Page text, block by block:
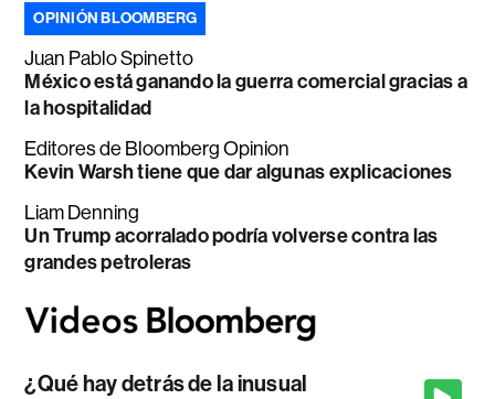
OPINIÓN BLOOMBERG
Juan Pablo Spinetto
México está ganando la guerra comercial gracias a
la hospitalidad
Editores de Bloomberg Opinion
Kevin Warsh tiene que dar algunas explicaciones
Liam Denning
Un Trump acorralado podría volverse contra las
grandes petroleras
¿Qué hay detrás de la inusual